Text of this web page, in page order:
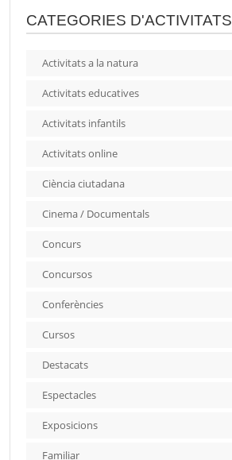
CATEGORIES D'ACTIVITATS
Activitats a la natura
Activitats educatives
Activitats infantils
Activitats online
Ciència ciutadana
Cinema / Documentals
Concurs
Concursos
Conferències
Cursos
Destacats
Espectacles
Exposicions
Familiar